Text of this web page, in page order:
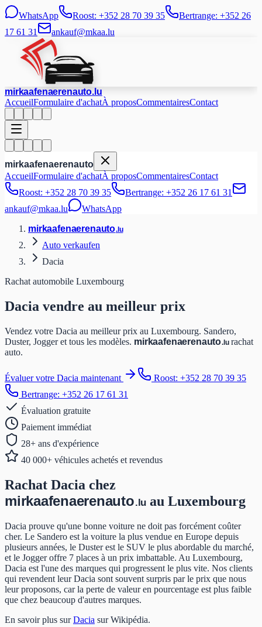
WhatsApp Roost: +352 28 70 39 35
Bertrange: +352 26
17 61 31
ankauf@mkaa.lu
mirkaafenaerenauto.lu
AccueilFormulaire d'achatÀ proposCommentairesContact
mirkaafenaerenauto
AccueilFormulaire d'achatÀ proposCommentairesContact
Roost: +352 28 70 39 35
Bertrange: +352 26 17 61 31
ankauf@mkaa.lu
WhatsApp
mirkaafenaerenauto.lu
Auto verkaufen
Dacia
Rachat automobile Luxembourg
Dacia vendre au meilleur prix
Vendez votre Dacia au meilleur prix au Luxembourg. Sandero,
Duster, Jogger et tous les modèles. mirkaafenaerenauto.lurachat
auto.
Évaluer votre Dacia maintenant
Roost: +352 28 70 39 35
Bertrange: +352 26 17 61 31
Évaluation gratuite
Paiement immédiat
28+ ans d'expérience
40 000+ véhicules achetés et revendus
Rachat Dacia chez
mirkaafenaerenauto.lu au Luxembourg
Dacia prouve qu'une bonne voiture ne doit pas forcément coûter
cher. Le Sandero est la voiture la plus vendue en Europe depuis
plusieurs années, le Duster est le SUV le plus abordable du marché,
et le Jogger offre 7 places à un prix imbattable. Au Luxembourg,
Dacia est l'une des marques qui progressent le plus vite. Nos clients
qui revendent leur Dacia sont souvent surpris par le prix que nous
leur proposons, car la perte de valeur en pourcentage est plus faible
que chez beaucoup d'autres marques.
En savoir plus sur Dacia sur Wikipédia.